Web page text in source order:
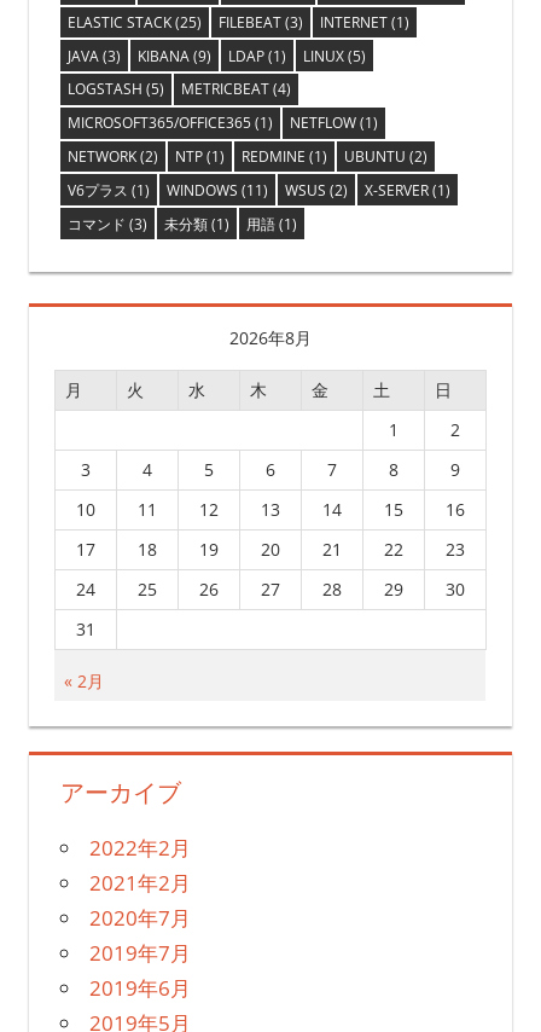
ELASTIC STACK(25) FILEBEAT(3) INTERNET(1)
JAVA(3) KIBANA(9) LDAP(1) LINUX(5)
LOGSTASH (5) METRICBEAT(4)
MICROSOFT365/OFFICE365(1) NETFLOW(1)
NETWORK(2) NTP(1) REDMINE (1) UBUNTU (2)
V6プラス (1) WINDOWS (11) WSUS (2) X-SERVER(1)
コマンド (3) 未分類(1) 用語(1)
2026年8月
月 火 水 木 金 土 日
« 2月
1
2
3
4 5 6 7 8
9
10
11 12 13 14 15
16
17
18 19 20 21 22
23
24
25 26 27 28 29
30
31
アーカイブ
2022年2月
2021年2月
2020年7月
2019年7月
2019年6月
2019年5月